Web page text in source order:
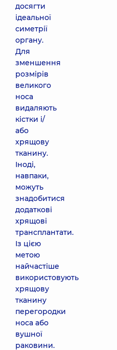
досягти
ідеальної
симетрії
органу.
Для
зменшення
розмірів
великого
носа
видаляють
кістки і/
або
хрящову
тканину.
Іноді,
навпаки,
можуть
знадобитися
додаткові
хрящові
трансплантати.
Із цією
метою
найчастіше
використовують
хрящову
тканину
перегородки
носа або
вушної
раковини.